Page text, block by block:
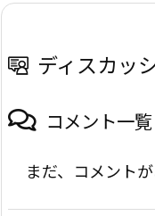
ディスカッ
コメント一覧
まだ、コメント